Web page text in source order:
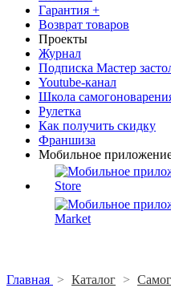
Гарантия +
Возврат товаров
Проекты
Журнал
Подписка Мастер
Youtube-канал
Школа
Рулетка
Как получить скидку
Франшиза
Мобильное
Главная > Каталог >